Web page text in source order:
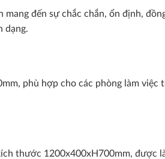
đến sự chắc chắn, ổn định,
dạng.
phù hợp cho các phòng làm
thước 1200x400xH700mm, được